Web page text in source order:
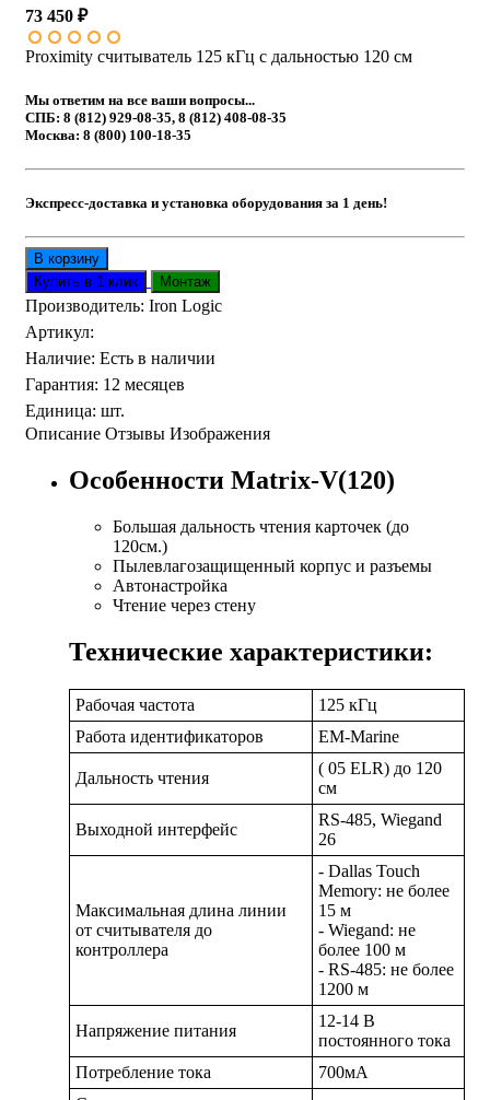
73 450 ₽
Proximity считыватель 125 кГц с дальностью 120 см
Мы ответим на все ваши вопросы...
СПБ: 8 (812) 929-08-35, 8 (812) 408-08-35
Москва: 8 (800) 100-18-35
Экспресс-доставка и установка оборудования за 1 день!
Производитель: Iron Logic
Артикул:
Наличие: Есть в наличии
Гарантия: 12 месяцев
Единица: шт.
Описание Отзывы Изображения
Особенности Matrix-V(120)
Большая дальность чтения карточек (до
120см.)
Пылевлагозащищенный корпус и разъемы
Автонастройка
Чтение через стену
Технические характеристики:
Рабочая частота
125 кГц
Работа идентификаторов
EM-Marine
Дальность чтения
( 05 ELR) до 120
см
Выходной интерфейс
RS-485, Wiegand
26
Максимальная длина линии
от считывателя до
контроллера
- Dallas Touch
Memory: не более
15 м
- Wiegand: не
более 100 м
- RS-485: не более
1200 м
Напряжение питания
12-14 В
постоянного тока
Потребление тока
700мA